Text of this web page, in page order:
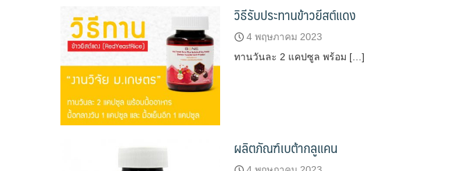
วิธีรับประทานข้าวยีสต์แดง
4 พฤษภาคม 2023
ทานวันละ 2 แคปซูล พร้อม […]
ผลิตภัณฑ์เบต้ากลูแคน